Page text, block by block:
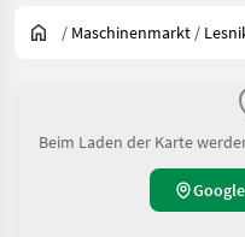
/ Maschinenmarkt /
Beim Laden der Karte